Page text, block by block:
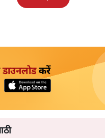
डाउनलोडकरें